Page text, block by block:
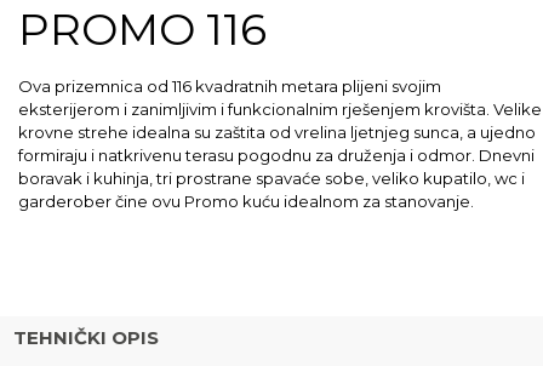
PROMO 116
Ova prizemnica od 116 kvadratnih metara plijeni svojim
eksterijerom i zanimljivim i funkcionalnim rješenjem krovišta. Velike
krovne strehe idealna su zaštita od vrelina ljetnjeg sunca, a ujedno
formiraju i natkrivenu terasu pogodnu za druženja i odmor. Dnevni
boravak i kuhinja, tri prostrane spavaće sobe, veliko kupatilo, wc i
garderober čine ovu Promo kuću idealnom za stanovanje.
TEHNIČKI OPIS